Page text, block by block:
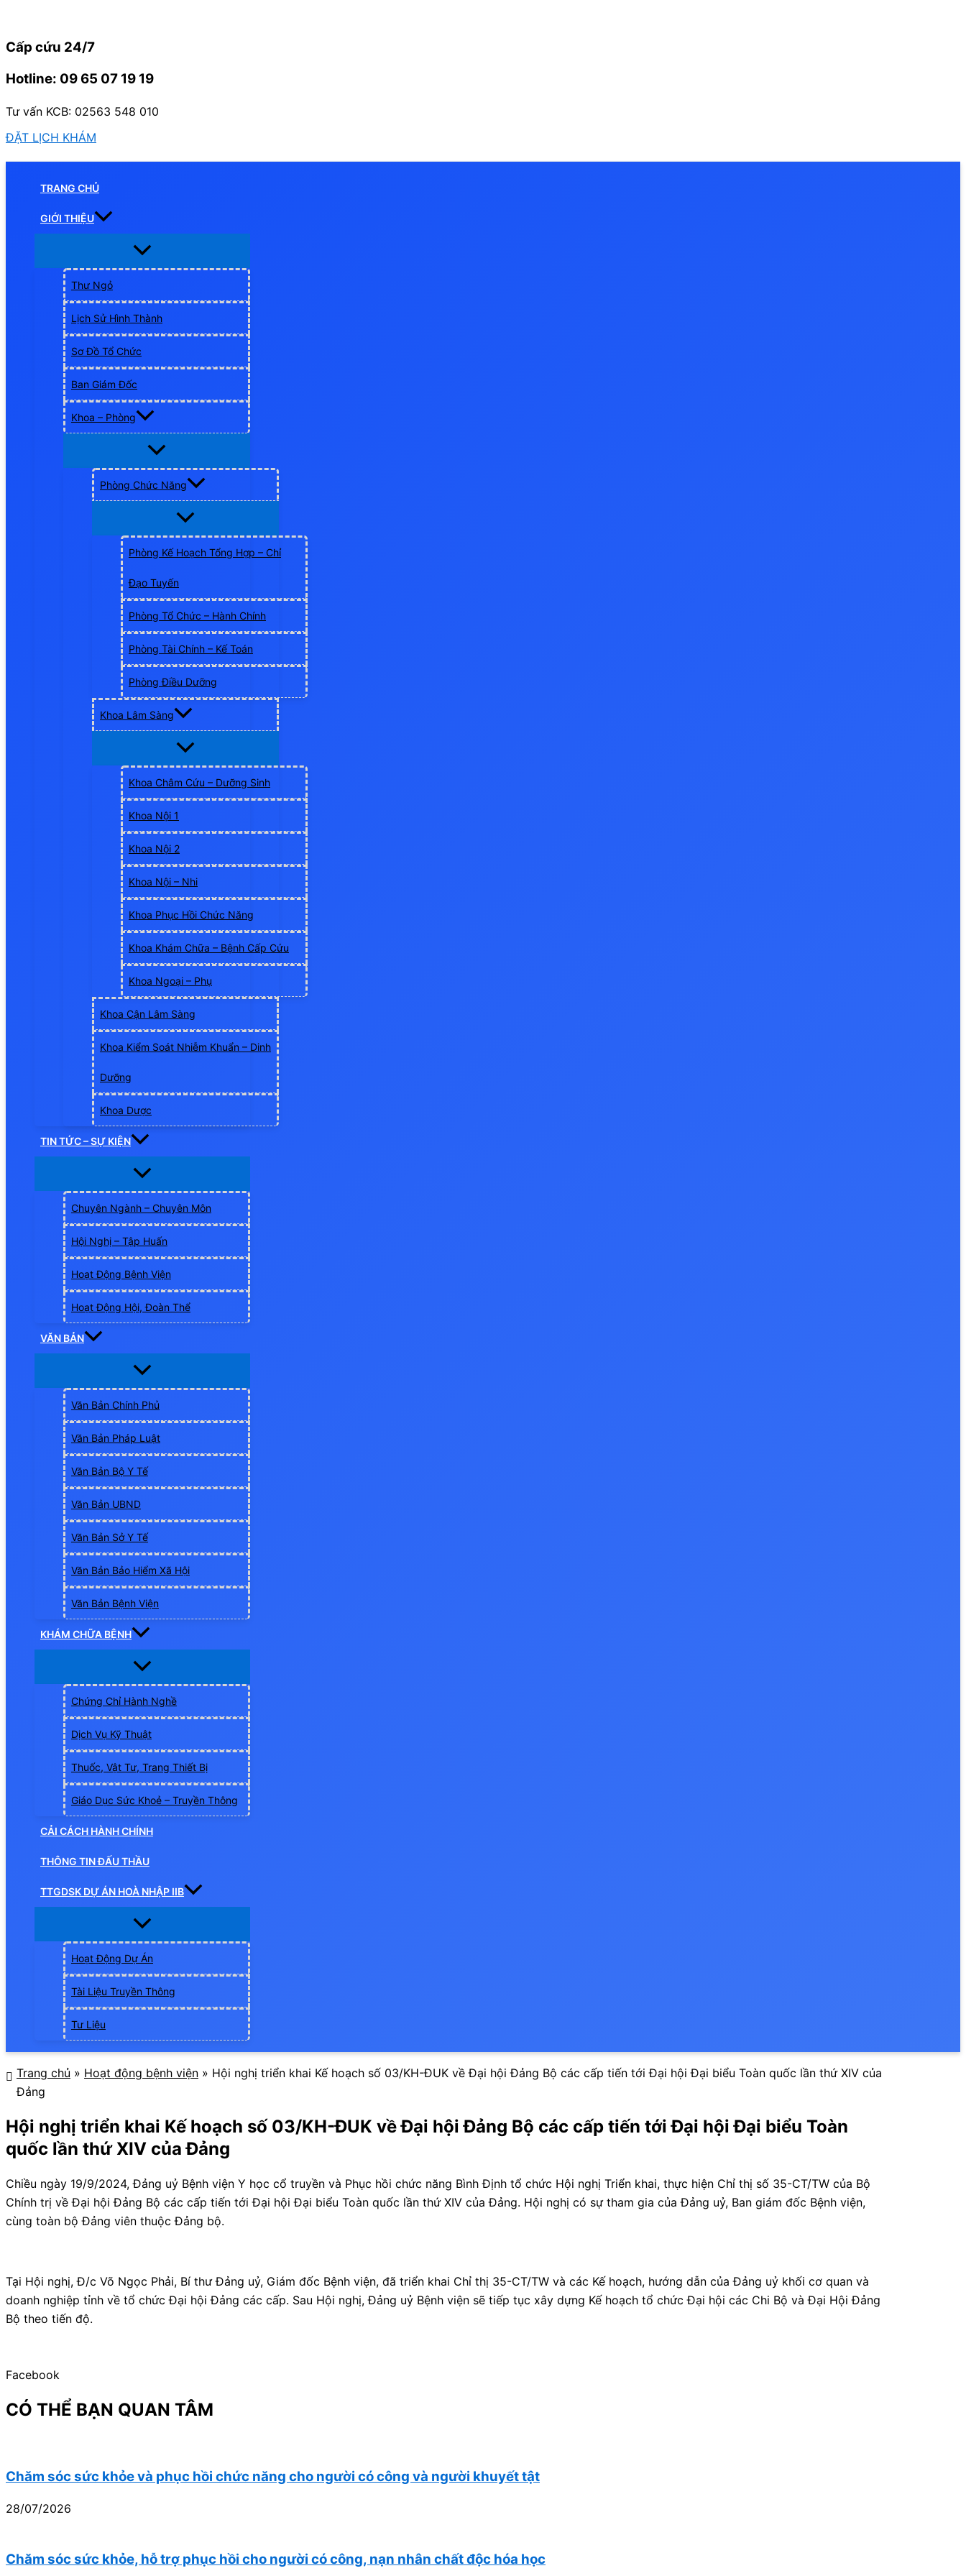
nội
Cấp cứu 24/7
Hotline: 09 65 07 19 19
Tư vấn KCB: 02563 548 010
ĐẶT LỊCH KHÁM
TRANG CHỦ
GIỚI THIỆU
Thư Ngỏ
Lịch Sử Hình Thành
Sơ Đồ Tổ Chức
Ban Giám Đốc
Khoa – Phòng
Phòng Chức Năng
Phòng Kế Hoạch Tổng Hợp – Chỉ
Đạo Tuyến
Phòng Tổ Chức – Hành Chính
Phòng Tài Chính – Kế Toán
Phòng Điều Dưỡng
Khoa Lâm Sàng
Khoa Châm Cứu – Dưỡng Sinh
Khoa Nội 1
Khoa Nội 2
Khoa Nội – Nhi
Khoa Phục Hồi Chức Năng
Khoa Khám Chữa – Bệnh Cấp Cứu
Khoa Ngoại – Phụ
Khoa Cận Lâm Sàng
Khoa Kiểm Soát Nhiễm Khuẩn – Dinh
Dưỡng
Khoa Dược
TIN TỨC – SỰ KIỆN
Chuyên Ngành – Chuyên Môn
Hội Nghị – Tập Huấn
Hoạt Động Bệnh Viện
Hoạt Động Hội, Đoàn Thể
VĂN BẢN
Văn Bản Chính Phủ
Văn Bản Pháp Luật
Văn Bản Bộ Y Tế
Văn Bản UBND
Văn Bản Sở Y Tế
Văn Bản Bảo Hiểm Xã Hội
Văn Bản Bệnh Viện
KHÁM CHỮA BỆNH
Chứng Chỉ Hành Nghề
Dịch Vụ Kỹ Thuật
Thuốc, Vật Tư, Trang Thiết Bị
Giáo Dục Sức Khoẻ – Truyền Thông
CẢI CÁCH HÀNH CHÍNH
THÔNG TIN ĐẤU THẦU
TTGDSK DỰ ÁN HOÀ NHẬP IIB
Hoạt Động Dự Án
Tài Liệu Truyền Thông
Tư Liệu
Trang chủ » Hoạt động bệnh viện » Hội nghị triển khai Kế hoạch số 03/KH-ĐUK về Đại hội Đảng Bộ các cấp tiến tới Đại hội Đại biểu Toàn quốc lần thứ XIV của
Đảng
Hội nghị triển khai Kế hoạch số 03/KH-ĐUK về Đại hội Đảng Bộ các cấp tiến tới Đại hội Đại biểu Toàn
quốc lần thứ XIV của Đảng
Chiều ngày 19/9/2024, Đảng uỷ Bệnh viện Y học cổ truyền và Phục hồi chức năng Bình Định tổ chức Hội nghị Triển khai, thực hiện Chỉ thị số 35-CT/TW của Bộ
Chính trị về Đại hội Đảng Bộ các cấp tiến tới Đại hội Đại biểu Toàn quốc lần thứ XIV của Đảng. Hội nghị có sự tham gia của Đảng uỷ, Ban giám đốc Bệnh viện,
cùng toàn bộ Đảng viên thuộc Đảng bộ.
Tại Hội nghị, Đ/c Võ Ngọc Phải, Bí thư Đảng uỷ, Giám đốc Bệnh viện, đã triển khai Chỉ thị 35-CT/TW và các Kế hoạch, hướng dẫn của Đảng uỷ khối cơ quan và
doanh nghiệp tỉnh về tổ chức Đại hội Đảng các cấp. Sau Hội nghị, Đảng uỷ Bệnh viện sẽ tiếp tục xây dựng Kế hoạch tổ chức Đại hội các Chi Bộ và Đại Hội Đảng
Bộ theo tiến độ.
Facebook
CÓ THỂ BẠN QUAN TÂM
Chăm sóc sức khỏe và phục hồi chức năng cho người có công và người khuyết tật
28/07/2026
Chăm sóc sức khỏe, hỗ trợ phục hồi cho người có công, nạn nhân chất độc hóa học